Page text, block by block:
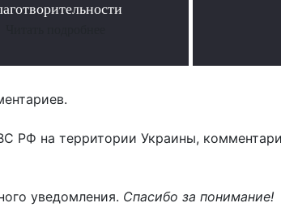
РФ на территории Украины,
уведомления. Спасибо за понимание!